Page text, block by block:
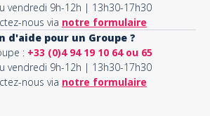
vendredi 9h-12h | 13h30-17h30
nous via notre formulaire
d'aide pour un Groupe ?
: +33 (0)4 94 19 10 64 ou 65
vendredi 9h-12h | 13h30-17h30
nous via notre formulaire